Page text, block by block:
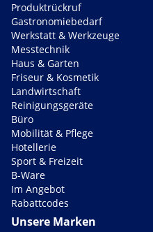
Produktrückruf
Gastronomiebedarf
Werkstatt & Werkzeuge
Messtechnik
Haus & Garten
Friseur & Kosmetik
Landwirtschaft
Reinigungsgeräte
Büro
Mobilität & Pflege
Hotellerie
Sport & Freizeit
B-Ware
Im Angebot
Rabattcodes
Unsere Marken